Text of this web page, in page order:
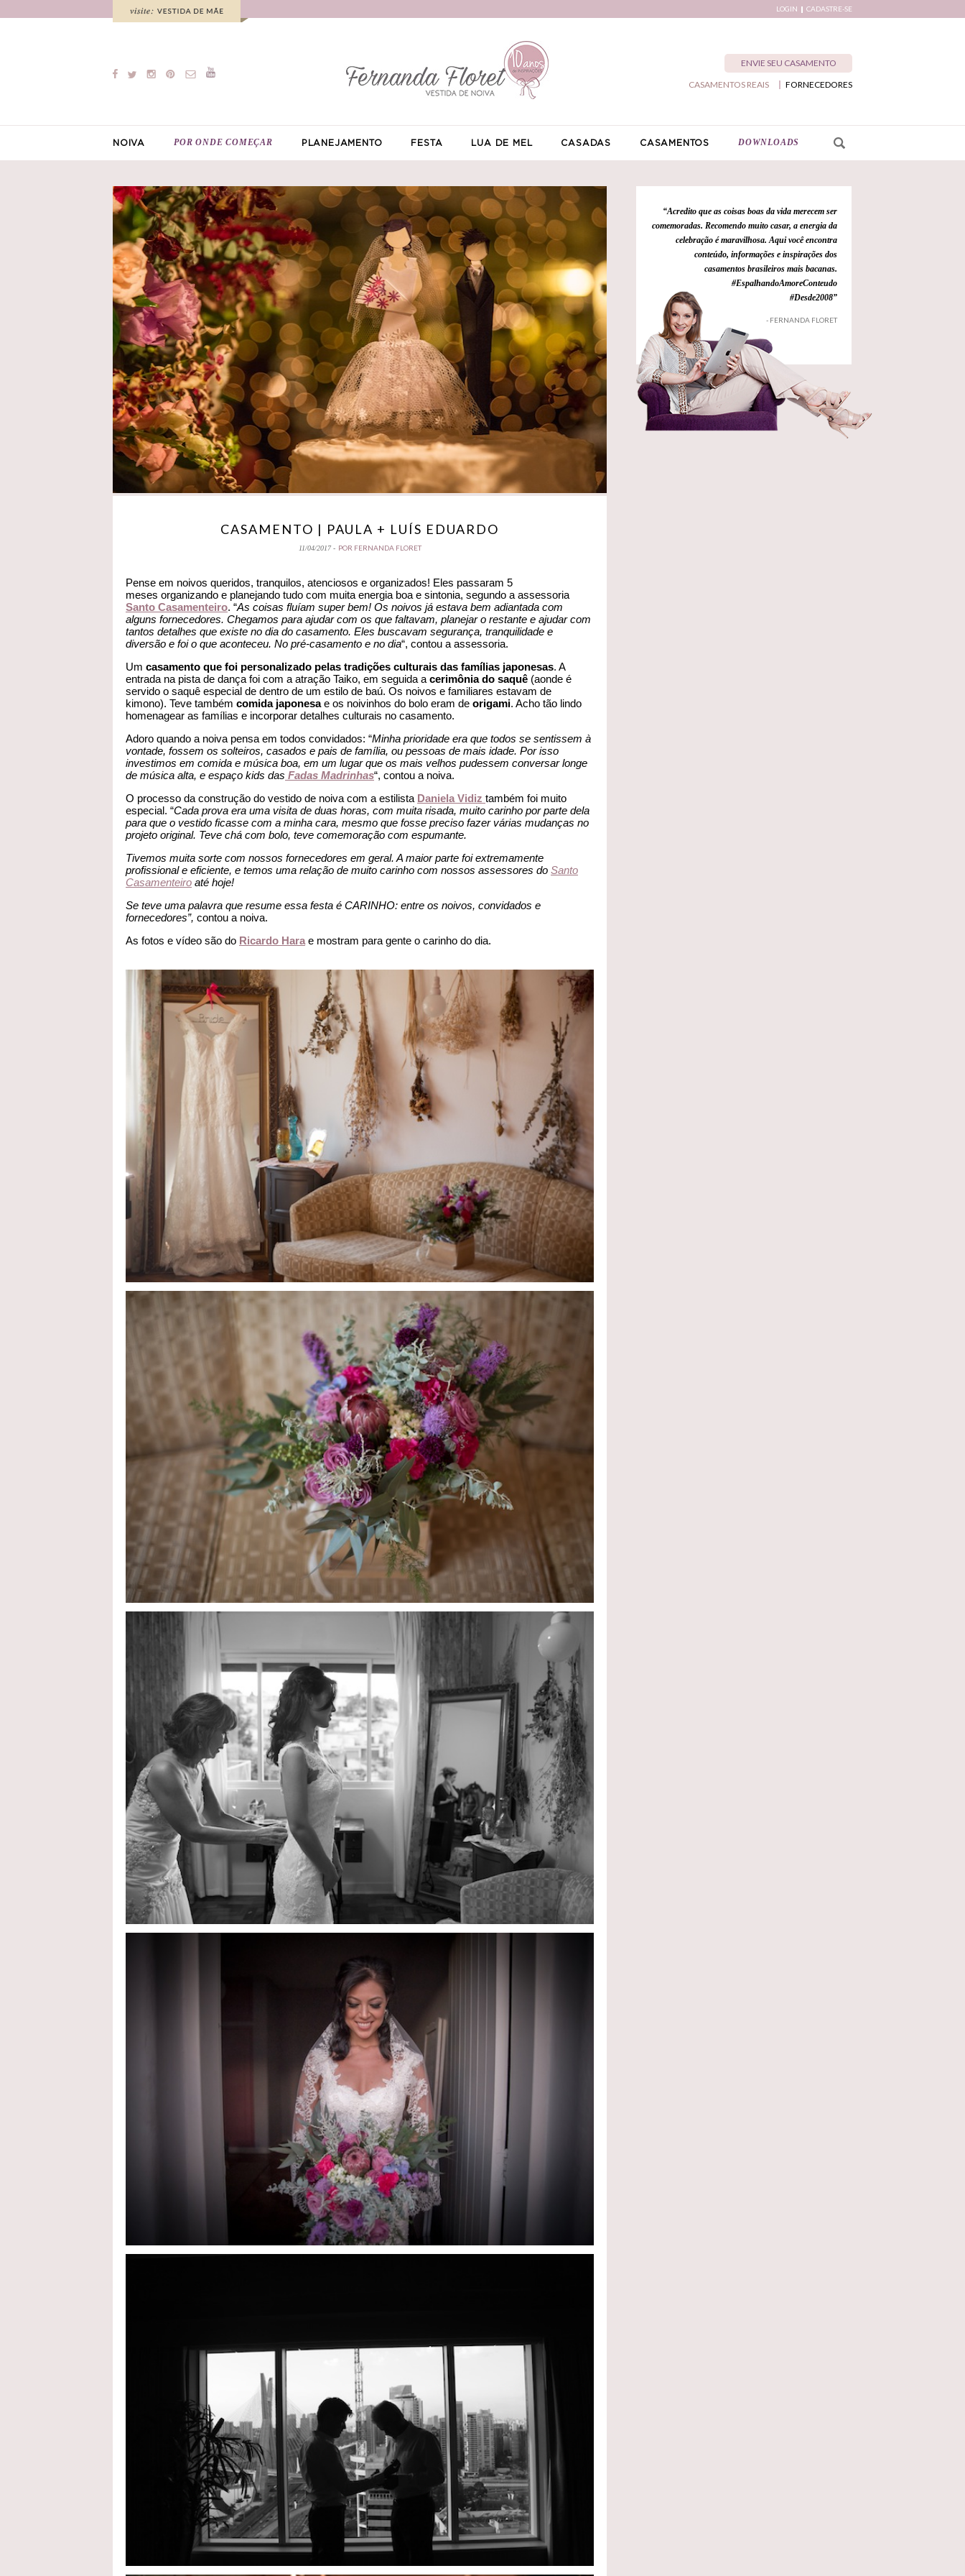
LOGIN CADASTRE-SE
ENVIE SEU CASAMENTO
FORNECEDORES
CASAMENTOS REAIS
NOIVA POR ONDE COMEÇAR PLANEJAMENTO FESTA LUA DE MEL CASADAS CASAMENTOS DOWNLOADS
CASAMENTO | PAULA + LUÍS EDUARDO
11/04/2017 - POR FERNANDA FLORET
Pense em noivos queridos, tranquilos, atenciosos e organizados! Eles passaram 5
meses organizando e planejando tudo com muita energia boa e sintonia, segundo a assessoria
Santo Casamenteiro. “As coisas fluíam super bem! Os noivos já estava bem adiantada com
alguns fornecedores. Chegamos para ajudar com os que faltavam, planejar o restante e ajudar com
tantos detalhes que existe no dia do casamento. Eles buscavam segurança, tranquilidade e
diversão e foi o que aconteceu. No pré-casamento e no dia“, contou a assessoria.
Um casamento que foi personalizado pelas tradições culturais das famílias japonesas. A
entrada na pista de dança foi com a atração Taiko, em seguida a cerimônia do saquê (aonde é
servido o saquê especial de dentro de um estilo de baú. Os noivos e familiares estavam de
kimono). Teve também comida japonesae os noivinhos do bolo eram de origami. Acho tão lindo
homenagear as famílias e incorporar detalhes culturais no casamento.
Adoro quando a noiva pensa em todos convidados: “Minha prioridade era que todos se sentissem à
vontade, fossem os solteiros, casados e pais de família, ou pessoas de mais idade. Por isso
investimos em comida e música boa, em um lugar que os mais velhos pudessem conversar longe
de música alta, e espaço kids das Fadas Madrinhas“, contou a noiva.
O processo da construção do vestido de noiva com a estilista Daniela Vidiz também foi muito
especial. “Cada prova era uma visita de duas horas, com muita risada, muito carinho por parte dela
para que o vestido ficasse com a minha cara, mesmo que fosse preciso fazer várias mudanças no
projeto original. Teve chá com bolo, teve comemoração com espumante.
Tivemos muita sorte com nossos fornecedores em geral. A maior parte foi extremamente
profissional e eficiente, e temos uma relação de muito carinho com nossos assessores do Santo
Casamenteiro até hoje!
Se teve uma palavra que resume essa festa é CARINHO: entre os noivos, convidados e
fornecedores”, contou a noiva.
As fotos e vídeo são do Ricardo Hara e mostram para gente o carinho do dia.
“Acredito que as coisas boas da vida merecem ser
comemoradas. Recomendo muito casar, a energia da
celebração é maravilhosa. Aqui você encontra
conteúdo, informações e inspirações dos
casamentos brasileiros mais bacanas.
#EspalhandoAmoreConteudo
#Desde2008”
- FERNANDA FLORET